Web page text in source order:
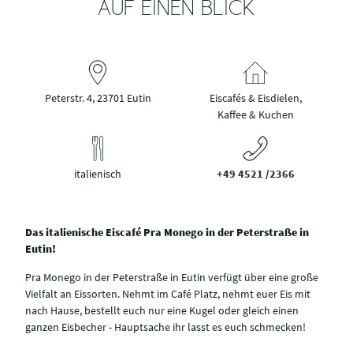
AUF EINEN BLICK
Peterstr. 4, 23701 Eutin
Eiscafés & Eisdielen,
Kaffee & Kuchen
italienisch +49 4521 /2366
Das italienische Eiscafé Pra Monego in der Peterstraße in
Eutin!
Pra Monego in der Peterstraße in Eutin verfügt über eine große
Vielfalt an Eissorten. Nehmt im Café Platz, nehmt euer Eis mit
nach Hause, bestellt euch nur eine Kugel oder gleich einen
ganzen Eisbecher - Hauptsache ihr lasst es euch schmecken!